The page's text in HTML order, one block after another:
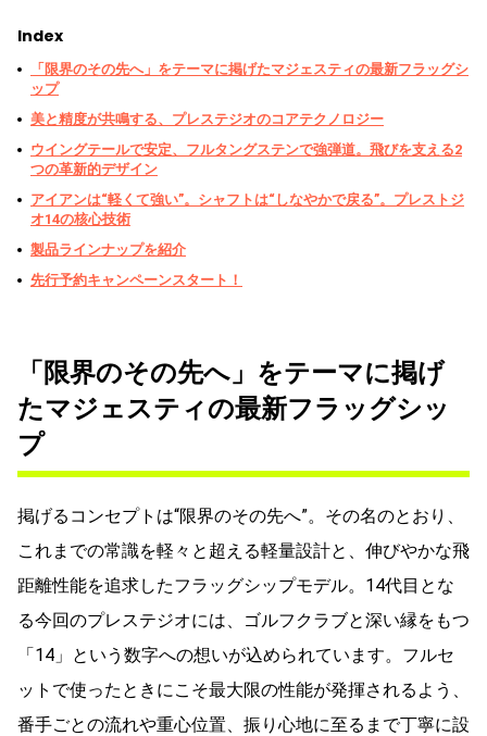
Index
「限界のその先へ」をテーマに掲げたマジェスティの最新フラッグシ
ップ
美と精度が共鳴する、プレステジオのコアテクノロジー
ウイングテールで安定、フルタングステンで強弾道。飛びを支える2
つの革新的デザイン
アイアンは“軽くて強い”。シャフトは“しなやかで戻る”。プレストジ
オ14の核心技術
製品ラインナップを紹介
先行予約キャンペーンスタート！
「限界のその先へ」をテーマに掲げ
たマジェスティの最新フラッグシッ
プ
掲げるコンセプトは“限界のその先へ”。その名のとおり、
これまでの常識を軽々と超える軽量設計と、伸びやかな飛
距離性能を追求したフラッグシップモデル。14代目とな
る今回のプレステジオには、ゴルフクラブと深い縁をもつ
「14」という数字への想いが込められています。フルセ
ットで使ったときにこそ最大限の性能が発揮されるよう、
番手ごとの流れや重心位置、振り心地に至るまで丁寧に設